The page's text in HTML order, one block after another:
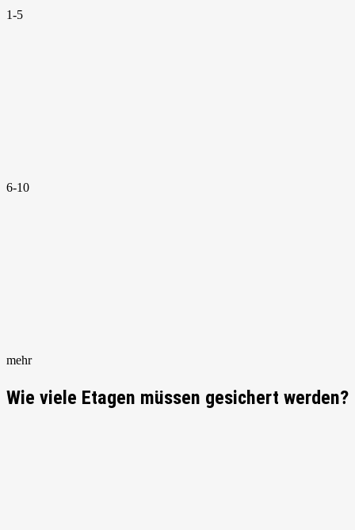
1-5
6-10
mehr
Wie viele Etagen müssen gesichert werden?